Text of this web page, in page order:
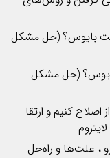
بایوس؟ (حل مشکل
بایوس؟ (حل مشکل
کنیم و ارتقا
در پریمیر پرو ، علت‌ها و راه‌حل